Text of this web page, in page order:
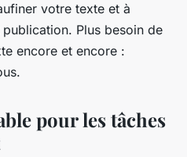
votre texte et à
Plus besoin de
encore et encore :
pour les tâches